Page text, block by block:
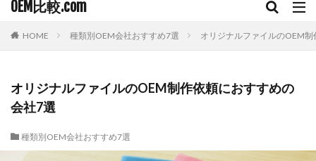
OEM比較.com
HOME 種類別OEM会社おすすめ7選 オリジナルファイルのOEM
オリジナルファイルのOEM制作依頼におすすめの
会社7選
種類別OEM会社おすすめ7選